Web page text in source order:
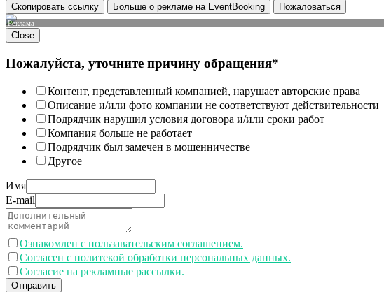
Скопировать ссылку Больше о рекламе на EventBooking Пожаловаться
Реклама
Close
Пожалуйста, уточните причину обращения*
Контент, представленный компанией, нарушает авторские права
Описание и/или фото компании не соответствуют действительности
Подрядчик нарушил условия договора и/или сроки работ
Компания больше не работает
Подрядчик был замечен в мошенничестве
Другое
Имя
E-mail
Ознакомлен с пользавательским соглашением.
Согласен с политекой обработки персональных данных.
Согласие на рекламные рассылки.
Отправить